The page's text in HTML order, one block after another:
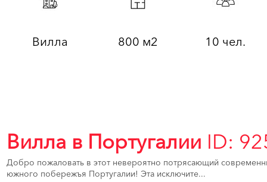
Вилла 800 м2 10 чел.
Вилла в Португалии ID:
Добро пожаловать в этот невероятно потрясающий
южного побережъя Португалии! Эта исключите...